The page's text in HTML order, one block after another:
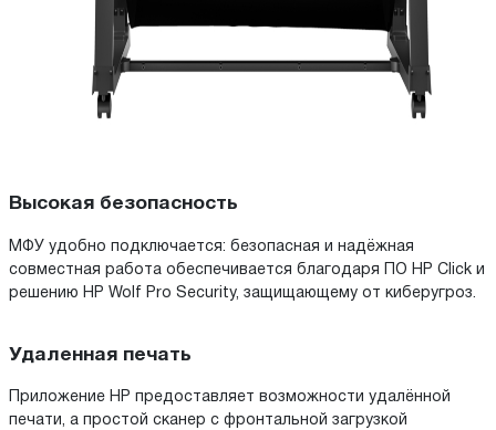
Высокая безопасность
МФУ удобно подключается: безопасная и надёжная
совместная работа обеспечивается благодаря ПО HP Click и
решению HP Wolf Pro Security, защищающему от киберугроз.
Удаленная печать
Приложение HP предоставляет возможности удалённой
печати, а простой сканер с фронтальной загрузкой